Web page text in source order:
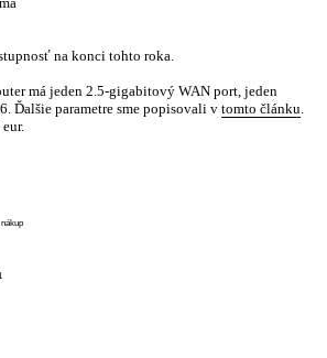
na konci tohto roka.
má jeden 2.5-gigabitový WAN port, jeden
Ďalšie parametre sme popisovali v tomto článku.